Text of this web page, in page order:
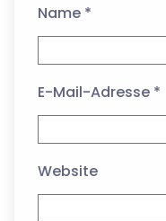
Name *
E-Mail-Adresse *
Website